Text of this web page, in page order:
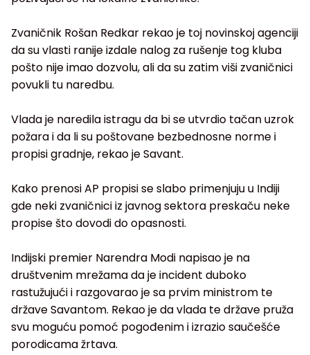
Zvaničnik Rošan Redkar rekao je toj novinskoj agenciji
da su vlasti ranije izdale nalog za rušenje tog kluba
pošto nije imao dozvolu, ali da su zatim viši zvaničnici
povukli tu naredbu.
Vlada je naredila istragu da bi se utvrdio tačan uzrok
požara i da li su poštovane bezbednosne norme i
propisi gradnje, rekao je Savant.
Kako prenosi AP propisi se slabo primenjuju u Indiji
gde neki zvaničnici iz javnog sektora preskaču neke
propise što dovodi do opasnosti.
Indijski premier Narendra Modi napisao je na
društvenim mrežama da je incident duboko
rastužujući i razgovarao je sa prvim ministrom te
države Savantom. Rekao je da vlada te države pruža
svu moguću pomoć pogođenim i izrazio saučešće
porodicama žrtava.